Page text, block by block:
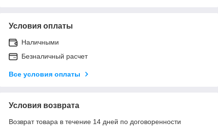
Условия оплаты
Наличными
Безналичный расчет
Все условия оплаты
Условия возврата
Возврат товара в течение 14 дней по договоренности